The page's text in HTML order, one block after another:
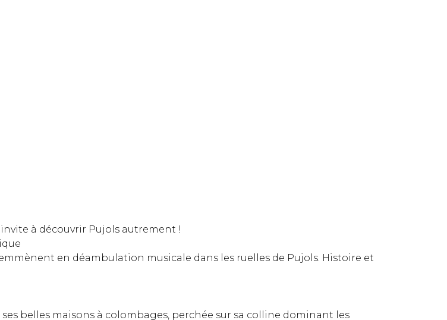
à découvrir Pujols autrement !
en déambulation musicale dans les ruelles de Pujols. Histoire et
belles maisons à colombages, perchée sur sa colline dominant les